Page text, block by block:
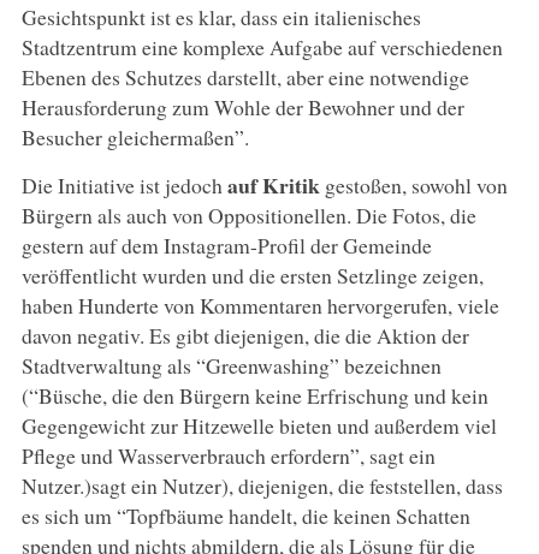
Gesichtspunkt ist es klar, dass ein italienisches
Stadtzentrum eine komplexe Aufgabe auf verschiedenen
Ebenen des Schutzes darstellt, aber eine notwendige
Herausforderung zum Wohle der Bewohner und der
Besucher gleichermaßen”.
Die Initiative ist jedochauf Kritikgestoßen, sowohl von
Bürgern als auch von Oppositionellen. Die Fotos, die
gestern auf dem Instagram-Profil der Gemeinde
veröffentlicht wurden und die ersten Setzlinge zeigen,
haben Hunderte von Kommentaren hervorgerufen, viele
davon negativ. Es gibt diejenigen, die die Aktion der
Stadtverwaltung als “Greenwashing” bezeichnen
(“Büsche, die den Bürgern keine Erfrischung und kein
Gegengewicht zur Hitzewelle bieten und außerdem viel
Pflege und Wasserverbrauch erfordern”, sagt ein
Nutzer.)sagt ein Nutzer), diejenigen, die feststellen, dass
es sich um “Topfbäume handelt, die keinen Schatten
spenden und nichts abmildern, die als Lösung für die